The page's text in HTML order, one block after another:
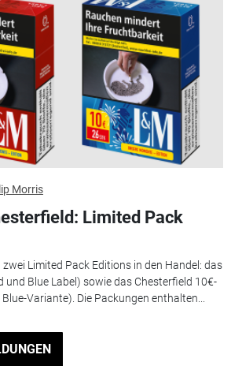
Morris
Limited Pack
Limited Pack Editions in den Handel: das
und Blue Label) sowie das Chesterfield 10€-
Variante). Die Packungen enthalten...